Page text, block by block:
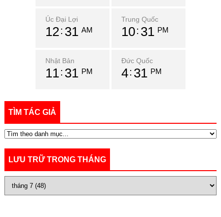
Úc Đại Lợi
12 31 AM
Trung Quốc
10 31 PM
Nhật Bản
11 31 PM
Đức Quốc
4 31 PM
TÌM TÁC GIẢ
LƯU TRỮ TRONG THÁNG